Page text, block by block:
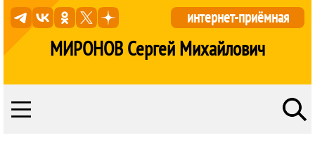
МИРОНОВ Сергей Михайлович
интернет-приёмная